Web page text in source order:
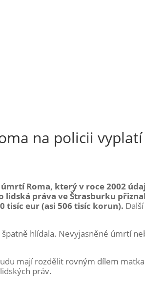
na policii
Roma, který v roce 2002
lidská práva ve Štrasburku
tisíc eur (asi 506 tisíc korun).
hlídala. Nevyjasněné úmrtí
mají rozdělit rovným dílem
práv.